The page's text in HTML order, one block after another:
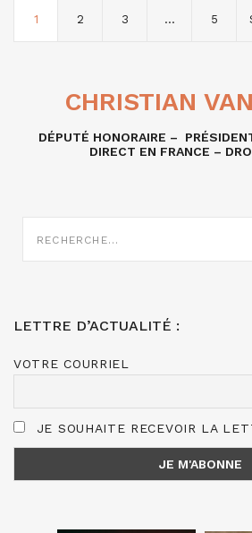
1 2 3 … 5
CHRISTIAN
DÉPUTÉ HONORAIRE –
DIRECT EN FRANCE –
SUR
LETTRE D’ACTUALITÉ :
VOTRE COURRIEL
JE SOUHAITE RECEVOIR LA